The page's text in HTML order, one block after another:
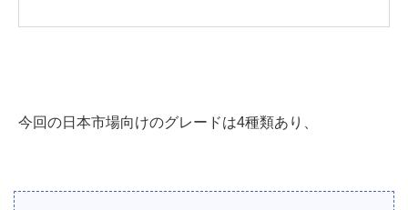
今回の日本市場向けのグレードは4種類あり、